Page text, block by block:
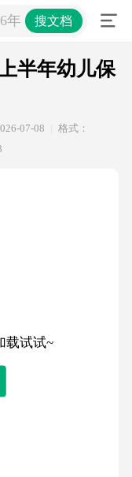
年上半年幼儿保教
搜文档
半年幼儿保
07-08
格式：
载试试~